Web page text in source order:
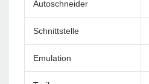
Autoschneider
Schnittstelle
Emulation